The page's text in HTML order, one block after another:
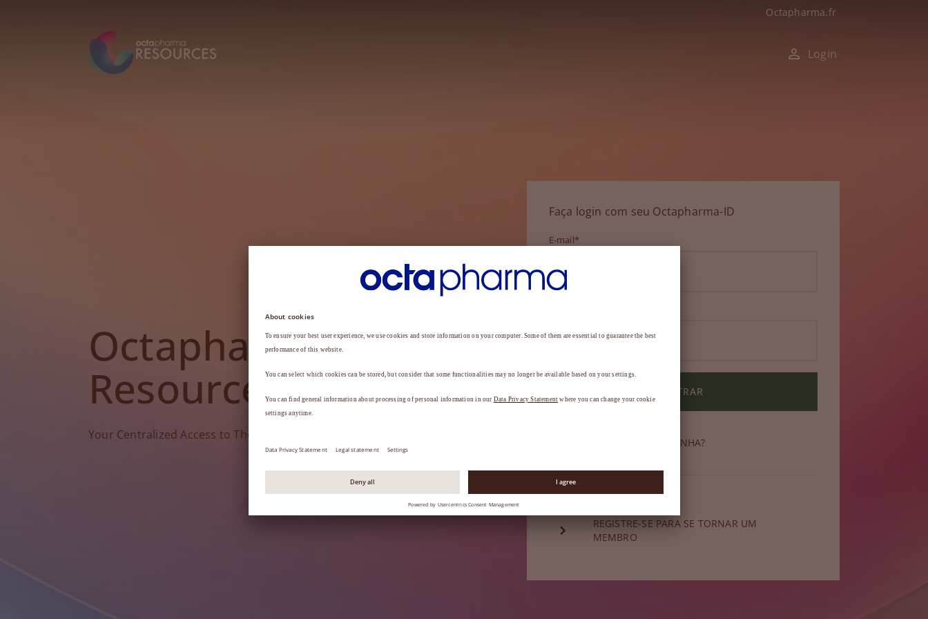
Octapharma.fr
Login
Octapharma
Resources
Your Centralized Access to Therapy Tools.
Faça login com seu Octapharma-ID
E-mail*
ENTRAR
ESQUECEU SUA SENHA?
Ainda não é membro?
REGISTRE-SE PARA SE TORNAR UM
MEMBRO